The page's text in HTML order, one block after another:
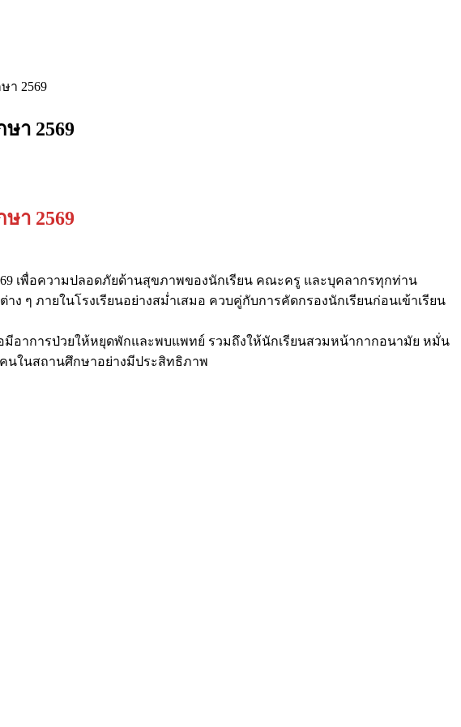
า 2569
า 2569
า 2569
เพื่อความปลอดภัยด้านสุขภาพของนักเรียน คณะครู และบุคลากรทุกท่าน
ๆ ภายในโรงเรียนอย่างสม่ำเสมอ ควบคู่กับการคัดกรองนักเรียนก่อนเข้าเรียน
มีอาการป่วยให้หยุดพักและพบแพทย์ รวมถึงให้นักเรียนสวมหน้ากากอนามัย หมั่น
คนในสถานศึกษาอย่างมีประสิทธิภาพ